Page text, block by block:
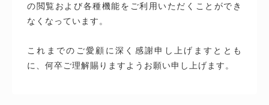
の閲覧および各種機能をご利用いただくことができ
なくなっています。
これまでのご愛顧に深く感謝申し上げますととも
に、何卒ご理解賜りますようお願い申し上げます。